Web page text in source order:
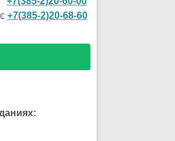
+7(385-2)20-68-60